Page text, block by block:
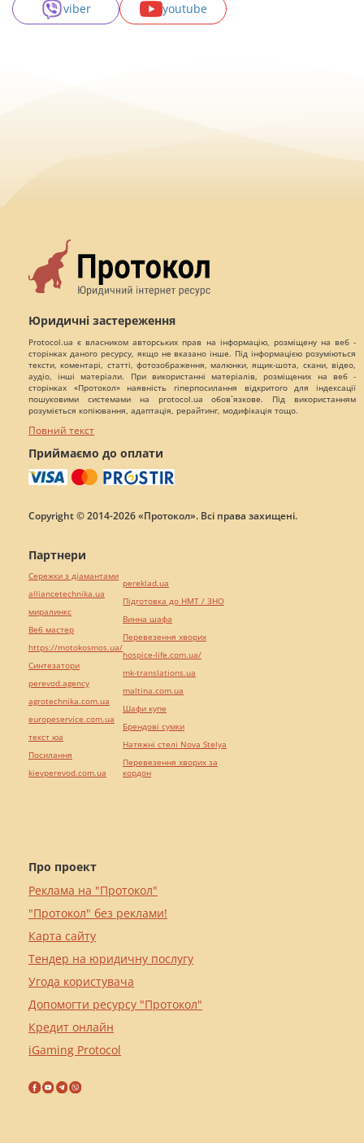
viber
youtube
Юридичні застереження
Protocol.ua є власником авторських прав на інформацію, розміщену на веб -
сторінках даного ресурсу, якщо не вказано інше. Під інформацією розуміються
тексти, коментарі, статті, фотозображення, малюнки, ящик-шота, скани, відео,
аудіо, інші матеріали. При використанні матеріалів, розміщених на веб -
сторінках «Протокол» наявність гіперпосилання відкритого для індексації
пошуковими системами на protocol.ua обов`язкове. Під використанням
розуміється копіювання, адаптація, рерайтинг, модифікація тощо.
Повний текст
Приймаємо до оплати
Copyright © 2014-2026 «Протокол». Всі права захищені.
Про проект
Реклама на "Протокол"
"Протокол" без реклами!
Карта сайту
Тендер на юридичну послугу
Угода користувача
Допомогти ресурсу "Протокол"
Кредит онлайн
iGaming Protocol
Партнери
Сережки з діамантами
alliancetechnika.ua
миралинкс
Веб мастер
https://motokosmos.ua/
Синтезатори
perevod.agency
agrotechnika.com.ua
europeservice.com.ua
текст юа
Посилання
kievperevod.com.ua
pereklad.ua
Підготовка до НМТ / ЗНО
Винна шафа
Перевезення хворих
hospice-life.com.ua/
mk-translations.ua
maltina.com.ua
Шафи купе
Брендові сумки
Натяжні стелі Nova Stelya
Перевезення хворих за
кордон